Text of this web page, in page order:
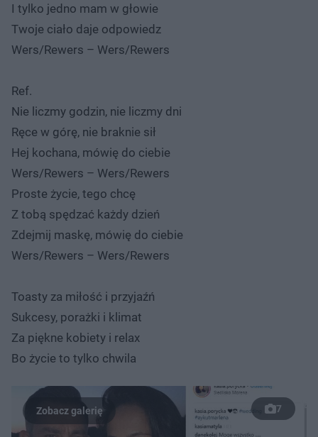
I tylko jedno mam w głowie
Twoje ciało daje odpowiedz
Wers/Rewers – Wers/Rewers
Ref.
Nie liczmy godzin, nie liczmy dni
Ręce w górę, nie braknie sił
Hej kochana, mówię do ciebie
Wers/Rewers – Wers/Rewers
Proste życie, tego chcę
Z tobą spędzać każdy dzień
Zdejmij maskę, mówię do ciebie
Wers/Rewers – Wers/Rewers
Toasty za miłość i przyjaźń
Sukcesy, porażki i klimat
Za piękne kobiety i relax
Bo życie to tylko chwila
7